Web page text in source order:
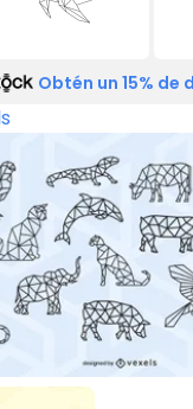
Obtén un 15% de